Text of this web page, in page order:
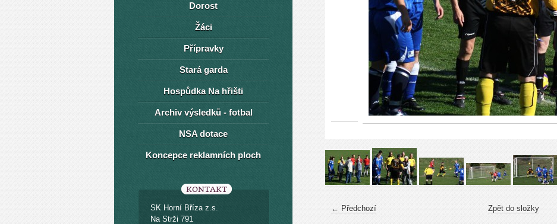
← Předchozí Zpět do složky
Dorost
Žáci
Přípravky
Stará garda
Hospůdka Na hřišti
Archiv výsledků - fotbal
NSA dotace
Koncepce reklamních ploch
KONTAKT
SK Horní Bříza z.s.
Na Strži 791